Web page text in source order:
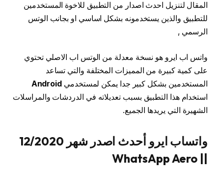
المقال لتنزيل احدث اصدار من التطبيق للاخوة المستخدمين
للتطبيق والذين يستخدمونه بشكل اساسي او بجانب الوتس
الرسمي ,
واتس اب ايرو هو نسخة معدلة من الوتس اب الاصلي تحتوي
على كمية كبيرة من المميزات المختلفة والتي تساعد
المستخدمين بشكل كبير جدا يمكن لمستخدمي Android
استخدام هذا التطبيق بسبب تعديلاته في الدردشات والمراسلات
الشهيرة التي يريدها الجميع.
|| WhatsApp Aero